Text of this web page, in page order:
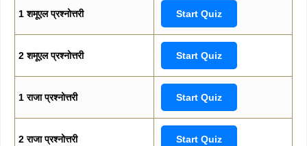
1 शमूएल प्रश्नोत्तरी Start Quiz
2 शमूएल प्रश्नोत्तरी Start Quiz
1 राजा प्रश्नोत्तरी Start Quiz
2 राजा प्रश्नोत्तरी Start Quiz